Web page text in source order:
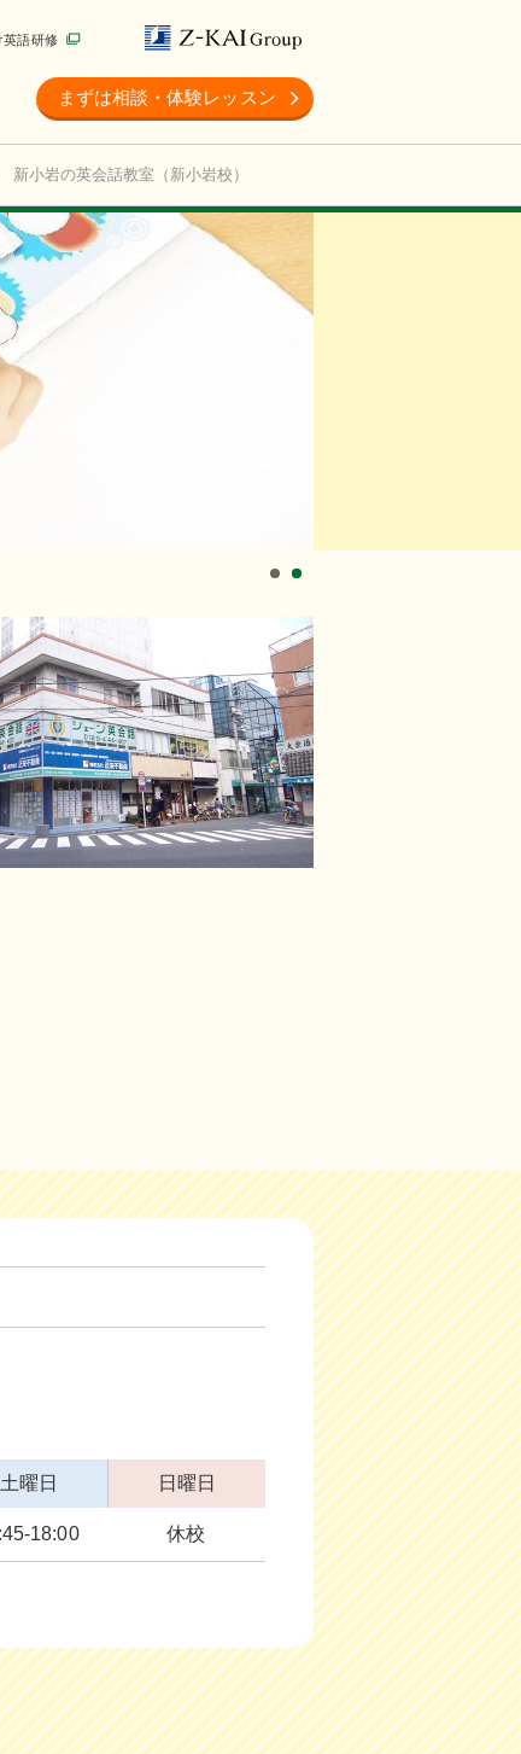
英語研修
まずは相談・体験レッスン
新小岩の英会話教室（新小岩校）
土曜日
18:00
日曜日
休校